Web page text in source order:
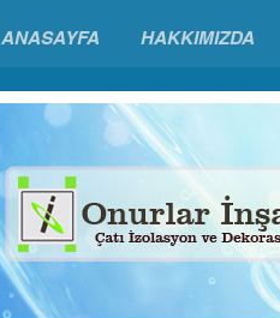
ANASAYFA HAKKIMIZDA